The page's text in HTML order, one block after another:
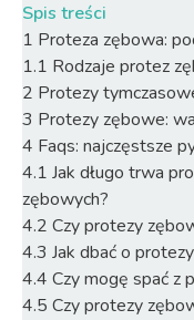
Spis treści
1 Proteza zębowa:
1.1 Rodzaje protez
2 Protezy
3 Protezy zębowe:
4 Faqs: najczęstsze
4.1 Jak długo trwa
zębowych?
4.2 Czy protezy
4.3 Jak dbać o
4.4 Czy mogę spać z
4.5 Czy protezy